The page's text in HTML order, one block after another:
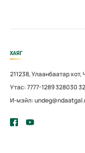
ХАЯГ
211238, Улаанбаатар хот,
Утас: 7777-1289 328030
И-мэйл: